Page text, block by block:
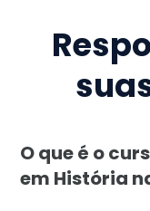
O que é o
em História